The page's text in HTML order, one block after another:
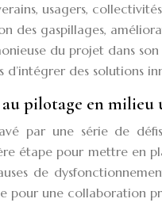
usagers,
des gaspillages,
du projet dans
d’intégrer des solutions
pilotage en milieu
par une série de
étape pour mettre en
de
pour une collaboration